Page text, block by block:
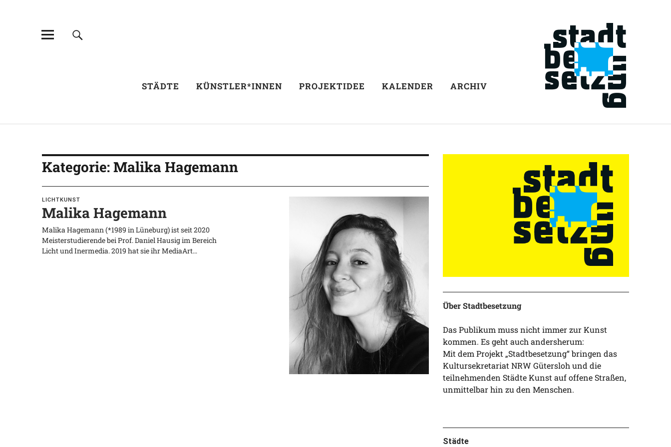
STÄDTE KÜNSTLER*INNEN PROJEKTIDEE KALENDER ARCHIV
Kategorie:Malika Hagemann
LICHTKUNST
Malika Hagemann
Malika Hagemann (*1989 in Lüneburg) ist seit 2020
Meisterstudierende bei Prof. Daniel Hausig im Bereich
Licht und Inermedia. 2019 hat sie ihr MediaArt…
Über Stadtbesetzung
Das Publikum muss nicht immer zur Kunst
kommen. Es geht auch andersherum:
Mit dem Projekt „Stadtbesetzung“ bringen das
Kultursekretariat NRW Gütersloh und die
teilnehmenden Städte Kunst auf offene Straßen,
unmittelbar hin zu den Menschen.
Städte